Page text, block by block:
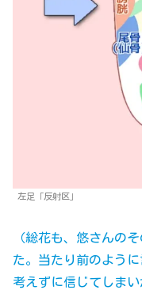
左足「反射区」
（総花も、悠さんの
た。当たり前のよう
考えずに信じてしまい